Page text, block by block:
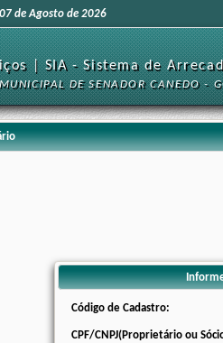
07 de Agosto de 2026
| SIA - Sistema de
DE SENADOR CANEDO -
Código de Cadastro:
CPF/CNPJ(Proprietário ou